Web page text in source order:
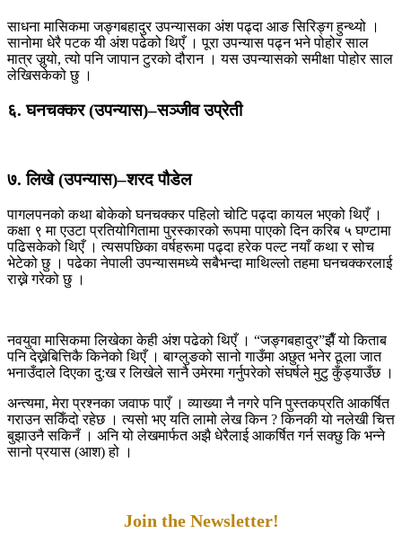
साधना मासिकमा जङ्गबहादुर उपन्यासका अंश पढ्दा आङ सिरिङ्ग हुन्थ्यो ।
सानोमा धेरै पटक यी अंश पढेको थिएँ । पूरा उपन्यास पढ्न भने पोहोर साल
मात्र जुर्‍यो, त्यो पनि जापान टुरको दौरान । यस उपन्यासको समीक्षा पोहोर साल
लेखिसकेको छु ।
६. घनचक्कर (उपन्यास)–सञ्जीव उप्रेती
७. लिखे (उपन्यास)–शरद पौडेल
पागलपनको कथा बोकेको घनचक्कर पहिलो चोटि पढ्दा कायल भएको थिएँ ।
कक्षा ९ मा एउटा प्रतियोगितामा पुरस्कारको रूपमा पाएको दिन करिब ५ घण्टामा
पढिसकेको थिएँ । त्यसपछिका वर्षहरूमा पढ्दा हरेक पल्ट नयाँ कथा र सोच
भेटेको छु । पढेका नेपाली उपन्यासमध्ये सबैभन्दा माथिल्लो तहमा घनचक्करलाई
राख्ने गरेको छु ।
नवयुवा मासिकमा लिखेका केही अंश पढेको थिएँ । “जङ्गबहादुर”झैँ यो किताब
पनि देख्नेबित्तिकै किनेको थिएँ । बाग्लुङको सानो गाउँमा अछुत भनेर ठूला जात
भनाउँदाले दिएका दु:ख र लिखेले सानै उमेरमा गर्नुपरेको संघर्षले मुटु कुँड्याउँछ ।
अन्त्यमा, मेरा प्रश्नका जवाफ पाएँ । व्याख्या नै नगरे पनि पुस्तकप्रति आकर्षित
गराउन सकिँदो रहेछ । त्यसो भए यति लामो लेख किन ? किनकी यो नलेखी चित्त
बुझाउनै सकिनँ । अनि यो लेखमार्फत अझै धेरैलाई आकर्षित गर्न सक्छु कि भन्ने
सानो प्रयास (आश) हो ।
Join the Newsletter!